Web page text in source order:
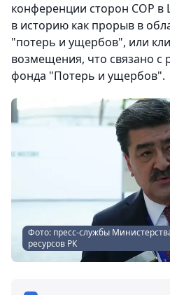
конференции сторон СОР
в историю как прорыв в
"потерь и ущербов", или
возмещения, что связано
фонда "Потерь и ущербов".
Фото: пресс-службы
ресурсов РК